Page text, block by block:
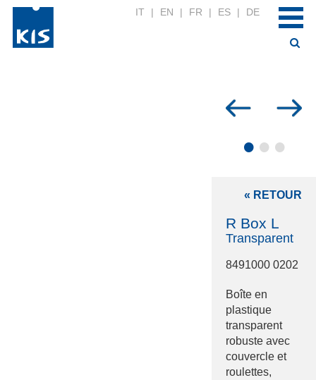
IT | EN | FR | ES | DE
•••
« RETOUR
R Box L
Transparent
8491000 0202
Boîte en
plastique
transparent
robuste avec
couvercle et
roulettes,